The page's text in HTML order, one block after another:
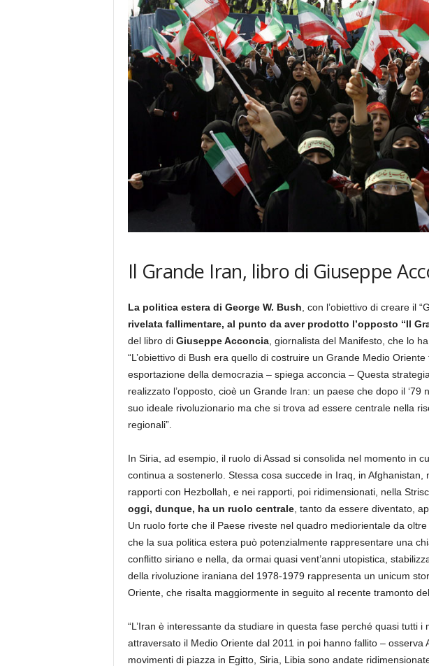
Il Grande Iran, libro di Giuseppe
La politica estera di George W. Bush , con l’obiettivo di creare il
rivelata fallimentare, al punto da aver prodotto l’opposto “Il
del libro di Giuseppe Acconcia, giornalista del Manifesto, che lo
“L’obiettivo di Bush era quello di costruire un Grande Medio
esportazione della democrazia – spiega acconcia – Questa
realizzato l’opposto, cioè un Grande Iran: un paese che dopo il ‘79
suo ideale rivoluzionario ma che si trova ad essere centrale nella
regionali”.
In Siria, ad esempio, il ruolo di Assad si consolida nel momento in
continua a sostenerlo. Stessa cosa succede in Iraq, in Afghanistan,
rapporti con Hezbollah, e nei rapporti, poi ridimensionati, nella
oggi, dunque, ha un ruolo centrale, tanto da essere diventato,
Un ruolo forte che il Paese riveste nel quadro mediorientale da
che la sua politica estera può potenzialmente rappresentare una
conflitto siriano e nella, da ormai quasi vent’anni utopistica,
della rivoluzione iraniana del 1978-1979 rappresenta un unicum
Oriente, che risalta maggiormente in seguito al recente tramonto
“L’Iran è interessante da studiare in questa fase perché quasi tutti i
attraversato il Medio Oriente dal 2011 in poi hanno fallito – osserva
movimenti di piazza in Egitto, Siria, Libia sono andate